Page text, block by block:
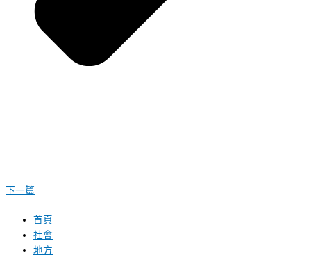
下一篇
首頁
社會
地方